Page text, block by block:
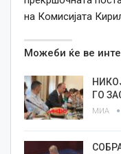
на Комисијата
Можеби ќе ве
ГО
МИА